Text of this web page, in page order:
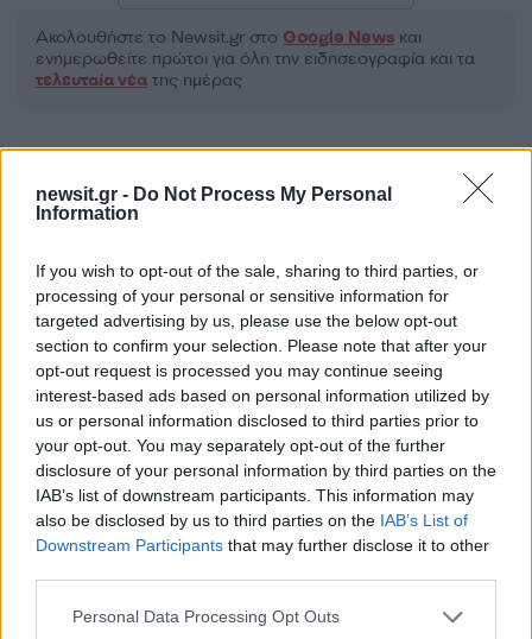
newsit.gr - Do Not Process My Personal
Information
If you wish to opt-out of the sale, sharing to third parties, or
processing of your personal or sensitive information for
targeted advertising by us, please use the below opt-out
section to confirm your selection. Please note that after your
opt-out request is processed you may continue seeing
interest-based ads based on personal information utilized by
us or personal information disclosed to third parties prior to
your opt-out. You may separately opt-out of the further
disclosure of your personal information by third parties on the
IAB’s list of downstream participants. This information may
also be disclosed by us to third parties on the IAB’s List of
Downstream Participants that may further disclose it to other
Please note that this website/app uses one or more Google
Personal Data Processing Opt Outs
Ακολουθήστε το Νewsit.gr στο Google News και
ενημερωθείτε πρώτοι για όλη την ειδησεογραφία και τα
τελευταία νέα της ημέρας
1 Τουρισμός για Όλους 2026: Σήμερα ανοίγει
η πλατφόρμα – Ποια ΑΦΜ προηγούνται
στις αιτήσεις
2Η φωτιά στη Δυτική Αττική, από την
κορυφή του Κιθαιρώνα – Το εντυπωσιακό
timelapse βίντεο
3Κυψέλη: Ο περίεργος ηλικιωμένος και το
ταξίδι στην Αράχωβα – Όσα ισχυρίστηκε ο
26χρονος για τον θάνατο της Βρετανίδας
4Νέο κύμα ζέστης από το Σαββατοκύριακο
με 40άρια - Πολύ υψηλός κίνδυνος
Χίο σήμερα
Μύκονος: Βίντεο με τους αστυνομικούς να